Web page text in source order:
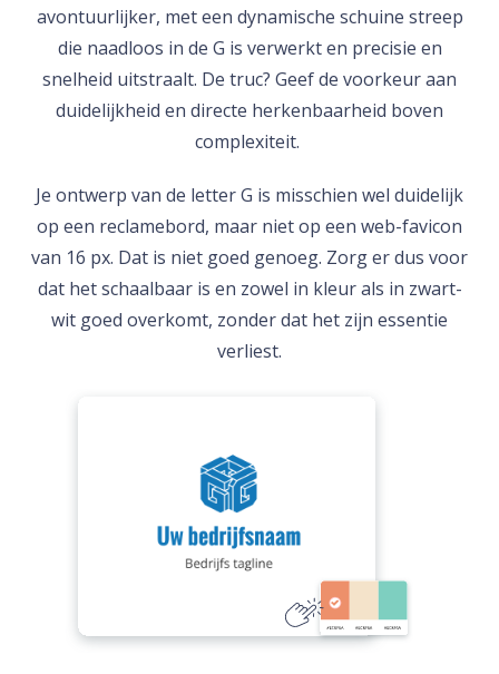
avontuurlijker, met een dynamische schuine streep
die naadloos in de G is verwerkt en precisie en
snelheid uitstraalt. De truc? Geef de voorkeur aan
duidelijkheid en directe herkenbaarheid boven
complexiteit.
Je ontwerp van de letter G is misschien wel duidelijk
op een reclamebord, maar niet op een web-favicon
van 16 px. Dat is niet goed genoeg. Zorg er dus voor
dat het schaalbaar is en zowel in kleur als in zwart-
wit goed overkomt, zonder dat het zijn essentie
verliest.